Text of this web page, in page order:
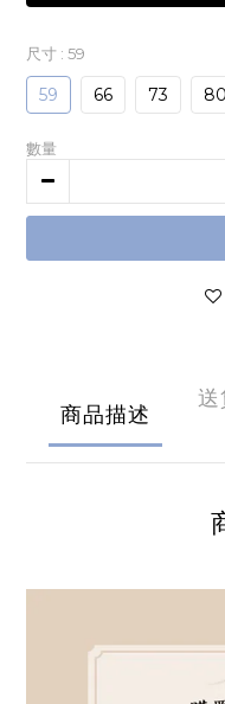
尺寸 : 59
59 66 73 80
數量
商品描述
送